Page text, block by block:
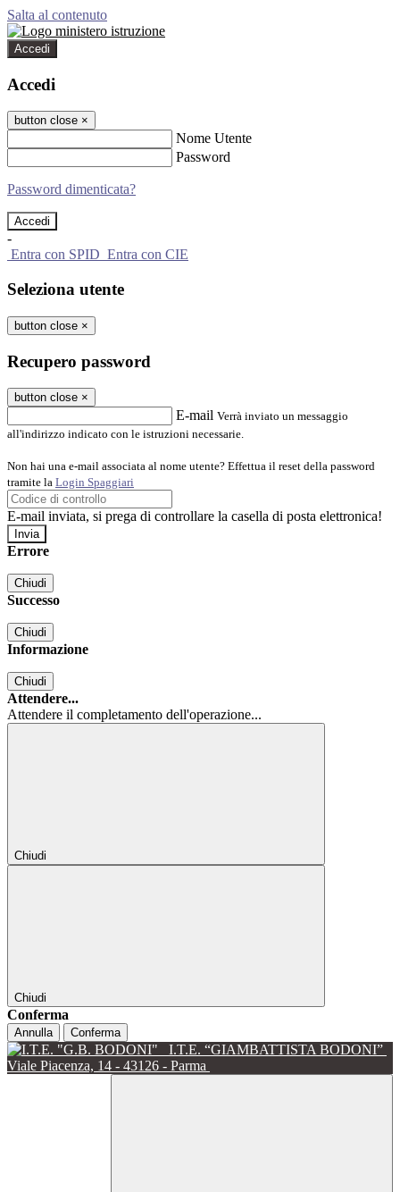
Salta al contenuto
Accedi
Accedi
button close ×
Nome Utente
Password
Password dimenticata?
-
Entra con SPID Entra con CIE
Seleziona utente
button close ×
Recupero password
button close ×
E-mail Verrà inviato un messaggio
all'indirizzo indicato con le istruzioni necessarie.
Non hai una e-mail associata al nome utente? Effettua il reset della password
tramite la Login Spaggiari
E-mail inviata, si prega di controllare la casella di posta elettronica!
Errore
Chiudi
Successo
Chiudi
Informazione
Chiudi
Attendere...
Attendere il completamento dell'operazione...
Chiudi
Chiudi
Conferma
Annulla Conferma
I.T.E. “GIAMBATTISTA BODONI”
Viale Piacenza, 14 - 43126 - Parma